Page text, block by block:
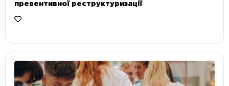
превентивної реструктуризації